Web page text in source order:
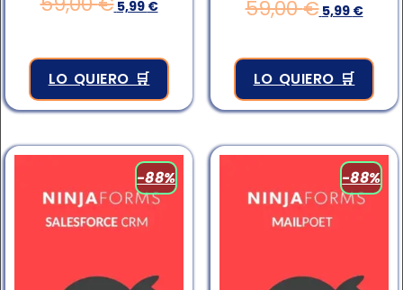
5,99 €
LO QUIERO 🛒
59,00€ 5,99 €
LO QUIERO 🛒
-88% -88%